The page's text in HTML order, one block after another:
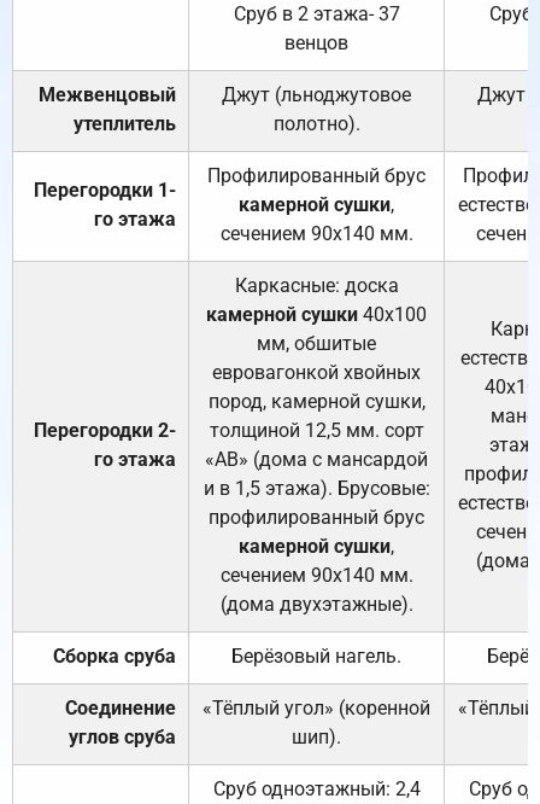
Сруб в 2 этажа- 37
венцов
Сруб
Межвенцовый
утеплитель
Джут (льноджутовое
полотно).
Джут
Перегородки 1-
го этажа
Профилированный брус
камерной сушки,
сечением 90х140 мм.
Перегородки 2-
го этажа
Каркасные: доска
камерной сушки 40х100
мм, обшитые
евровагонкой хвойных
пород, камерной сушки,
толщиной 12,5 мм. сорт
«АВ» (дома с мансардой
и в 1,5 этажа). Брусовые:
профилированный брус
камерной сушки,
сечением 90х140 мм.
(дома двухэтажные).
(дома
Сборка сруба Берёзовый нагель.
Соединение
углов сруба
«Тёплый угол» (коренной
шип).
«Тёплый
Сруб одноэтажный: 2,4
Сруб